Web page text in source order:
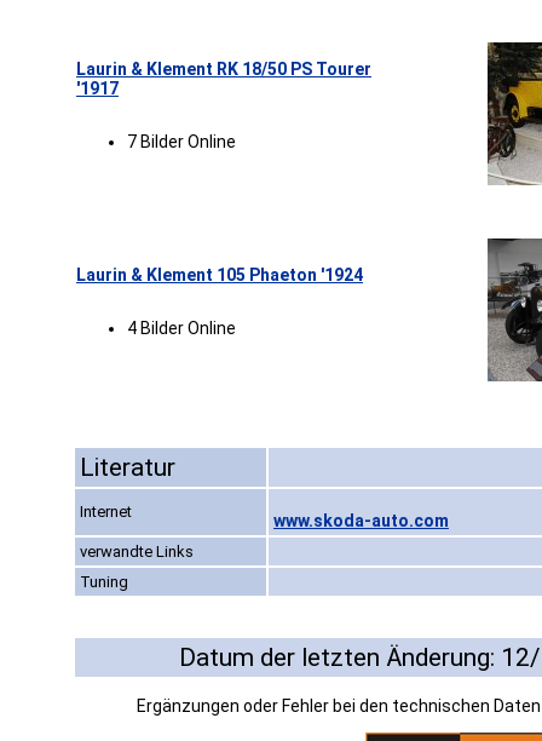
Laurin & Klement RK 18/50 PS Tourer
'1917
7 Bilder Online
Laurin & Klement 105 Phaeton '1924
4 Bilder Online
Literatur
Internet www.skoda-auto.com
verwandte Links
Tuning
Datum der letzten Änderung:
Ergänzungen oder Fehler bei den technischen